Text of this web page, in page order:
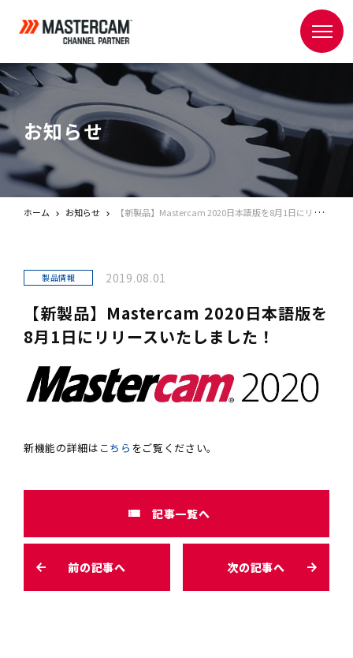
お知らせ
ホーム お知らせ 【新製品】Mastercam 2020日本語版を8月1日にリリースいたしました！
製品情報 2019.08.01
【新製品】Mastercam 2020日本語版を
8月1日にリリースいたしました！
新機能の詳細は こちら をご覧ください。
前の記事へ
記事一覧へ
次の記事へ